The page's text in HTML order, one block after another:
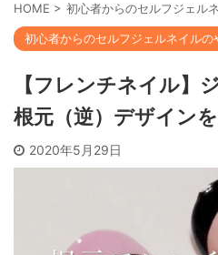
HOME > 初心者からのセルフジェル
初心者からのセルフジェルネイルの
【フレンチネイル】
根元（逆）デザイン
2020年5月29日